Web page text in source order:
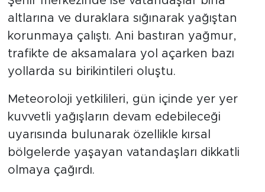
altlarına ve duraklara sığınarak yağıştan
korunmaya çalıştı. Ani bastıran yağmur,
trafikte de aksamalara yol açarken bazı
yollarda su birikintileri oluştu.
Meteoroloji yetkilileri, gün içinde yer yer
kuvvetli yağışların devam edebileceği
uyarısında bulunarak özellikle kırsal
bölgelerde yaşayan vatandaşları dikkatli
olmaya çağırdı.